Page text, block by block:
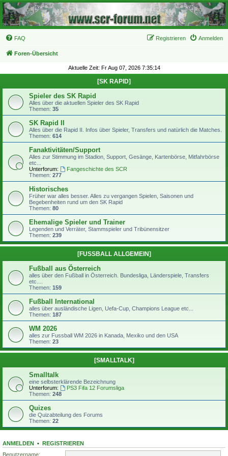
FAQ Anmelden
Registrieren
Foren-Übersicht
Aktuelle Zeit: Fr Aug 07, 2026 7:35:14
[SK RAPID]
Spieler des SK Rapid
Alles über die aktuellen Spieler des SK Rapid
Themen: 35
SK Rapid II
Alles über die Rapid II. Infos über Spieler, Transfers und natürlich die Matches.
Themen: 614
Fanaktivitäten/Support
Alles zur Stimmung im Stadion, Support, Gesänge, Kartenbörse, Mitfahrbörse
etc...
Unterforum:
Fangeschichte des SCR
Themen: 277
Historisches
Früher war alles besser. Alles zu vergangen Spielen, Saisonen und
Begebenheiten rund um den SK Rapid
Themen: 80
Ehemalige Spieler und Trainer
Legenden und Verräter, Stammspieler und Tribünensitzer
Themen: 239
[FUSSBALL ALLGEMEIN]
Fußball aus Österreich
alles über den Fußball in Österreich. Bundesliga, Länderspiele, Transfers
etc....
Themen: 159
Fußball International
alles über ausländische Ligen, Uefa-Cup, Champions League etc...
Themen: 187
WM 2026
alles zur Fussball WM 2026 in Kanada, Mexiko und den USA
Themen: 23
[SMALLTALK]
Smalltalk
eine selbsterklärende Bezeichnung
Unterforum:
PS3 Fifa 12 Forumsliga
Themen: 248
Quizes
die Quizabteilung des Forums
Themen: 22
ANMELDEN • REGISTRIEREN
Benutzername: